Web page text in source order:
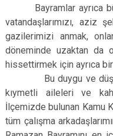
Bayramlar ayrıca
vatandaşlarımızı, aziz
gazilerimizi anmak,
döneminde uzaktan da
hissettirmek için ayrıca bir
Bu duygu ve
kıymetli aileleri ve
İlçemizde bulunan Kamu
tüm çalışma